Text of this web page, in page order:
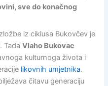
sve do konačnog
iz ciklusa Bukovčev je
Tada Vlaho Bukovac
kulturnoga života i
likovnih umjetnika.
čitavu generaciju